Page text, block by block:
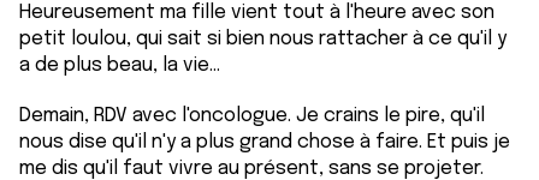
Heureusement ma fille vient tout à l'heure avec son
petit loulou, qui sait si bien nous rattacher à ce qu'il y
a de plus beau, la vie...
Demain, RDV avec l'oncologue. Je crains le pire, qu'il
nous dise qu'il n'y a plus grand chose à faire. Et puis je
me dis qu'il faut vivre au présent, sans se projeter.